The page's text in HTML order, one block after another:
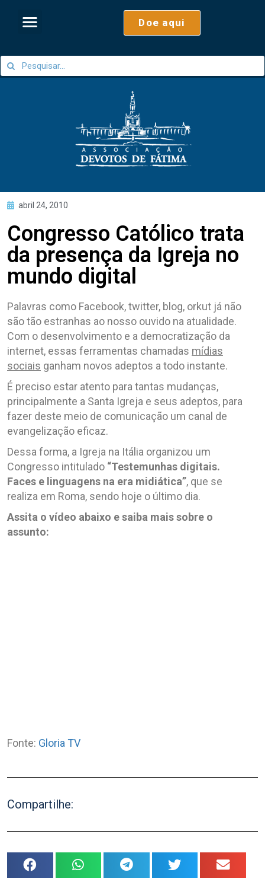
Doe aqui
abril 24, 2010
Congresso Católico trata
da presença da Igreja no
mundo digital
Palavras como Facebook, twitter, blog, orkut já não
são tão estranhas ao nosso ouvido na atualidade.
Com o desenvolvimento e a democratização da
internet, essas ferramentas chamadas mídias
sociais ganham novos adeptos a todo instante.
É preciso estar atento para tantas mudanças,
principalmente a Santa Igreja e seus adeptos, para
fazer deste meio de comunicação um canal de
evangelização eficaz.
Dessa forma, a Igreja na Itália organizou um
Congresso intitulado “Testemunhas digitais.
Faces e linguagens na era midiática”, que se
realiza em Roma, sendo hoje o último dia.
Assita o vídeo abaixo e saiba mais sobre o
assunto:
Fonte: Gloria TV
Compartilhe: